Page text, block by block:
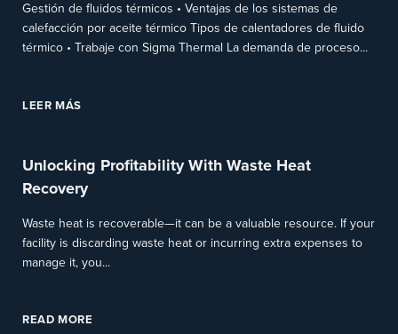
Gestión de fluidos térmicos • Ventajas de los sistemas de
calefacción por aceite térmico Tipos de calentadores de fluido
térmico • Trabaje con Sigma Thermal La demanda de proceso...
LEER MÁS
Unlocking Profitability With Waste Heat
Recovery
Waste heat is recoverable—it can be a valuable resource. If your
facility is discarding waste heat or incurring extra expenses to
manage it, you...
READ MORE